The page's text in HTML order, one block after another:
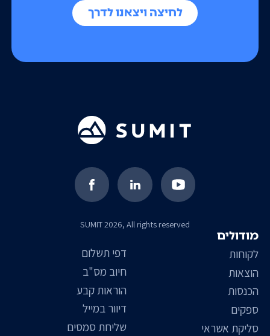
לחיצה ויצאנו לדרך
SUMIT 2026, All rights reserved
דפי תשלום
חיוב מס"ב
הוראות קבע
דיוור במייל
שליחת סמסים
מודולים
לקוחות
הוצאות
הכנסות
ספקים
סליקת אשראי